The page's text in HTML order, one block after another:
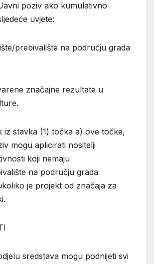
poziv ako kumulativno
uvjete:
prebivalište na području grada
značajne rezultate u
iz stavka (1) točka a) ove točke,
mogu aplicirati nositelji
koji nemaju
na području grada
je projekt od značaja za
sredstava mogu podnijeti svi